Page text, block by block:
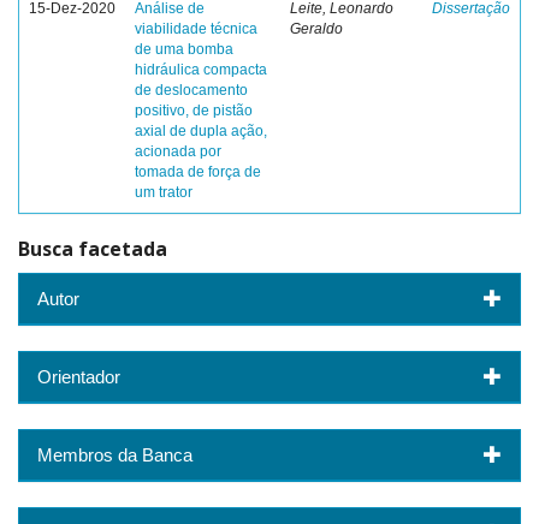
15-Dez-2020
Análise de
viabilidade técnica
de uma bomba
hidráulica compacta
de deslocamento
positivo, de pistão
axial de dupla ação,
acionada por
tomada de força de
um trator
Leite, Leonardo
Geraldo
Dissertação
Busca facetada
Autor
Orientador
Membros da Banca